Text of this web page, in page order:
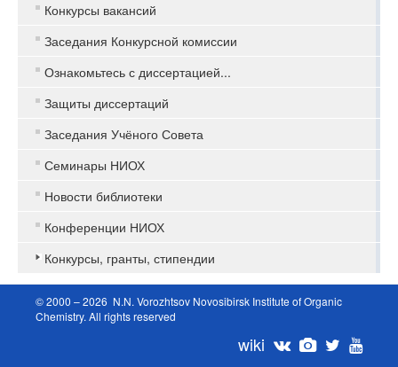
Конкурсы вакансий
Заседания Конкурсной комиссии
Ознакомьтесь с диссертацией...
Защиты диссертаций
Заседания Учёного Совета
Семинары НИОХ
Новости библиотеки
Конференции НИОХ
Конкурсы, гранты, стипендии
© 2000 – 2026 N.N. Vorozhtsov Novosibirsk Institute of Organic
Chemistry. All rights reserved
wiki